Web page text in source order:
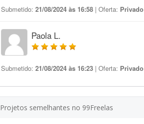
Submetido: 21/08/2024 às 16:58 | Oferta: Privado
Paola L.
Submetido: 21/08/2024 às 16:23 | Oferta: Privado
Projetos semelhantes no 99Freelas